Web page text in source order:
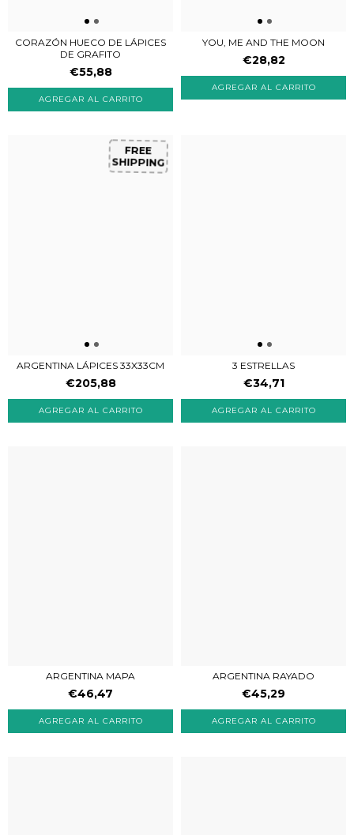
CORAZÓN HUECO DE LÁPICES
DE GRAFITO
€55,88
YOU, ME AND THE MOON
€28,82
FREE
SHIPPING
ARGENTINA LÁPICES 33X33CM
€205,88
3 ESTRELLAS
€34,71
ARGENTINA MAPA
€46,47
ARGENTINA RAYADO
€45,29